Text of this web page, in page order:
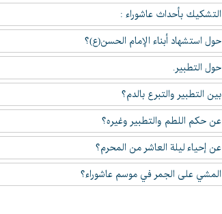
التشكيك بأحداث عاشوراء :
حول استشهاد أبناء الإمام الحسن(ع)؟
حول التطبير.
بين التطبير والتبرع بالدم؟
عن حكم اللطم والتطبير وغيره؟
عن إحياء ليلة العاشر من المحرم؟
المشي على الجمر في موسم عاشوراء؟